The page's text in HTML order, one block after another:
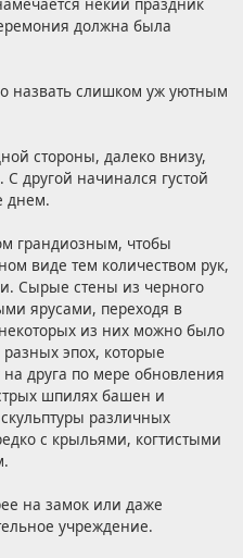
должна была
назвать слишком уж уютным
стороны, далеко внизу,
другой начинался густой
днем.
грандиозным, чтобы
виде тем количеством рук,
Сырые стены из черного
ярусами, переходя в
из них можно было
эпох, которые
друга по мере обновления
шпилях башен и
различных
с крыльями, когтистыми
на замок или даже
учреждение.